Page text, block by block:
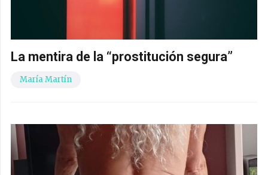
La mentira de la “prostitución segura”
María Martín